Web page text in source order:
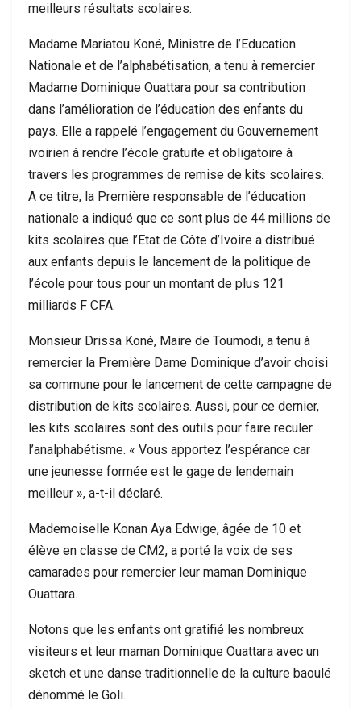
meilleurs résultats scolaires.
Madame Mariatou Koné, Ministre de l’Education
Nationale et de l’alphabétisation, a tenu à remercier
Madame Dominique Ouattara pour sa contribution
dans l’amélioration de l’éducation des enfants du
pays. Elle a rappelé l’engagement du Gouvernement
ivoirien à rendre l’école gratuite et obligatoire à
travers les programmes de remise de kits scolaires.
A ce titre, la Première responsable de l’éducation
nationale a indiqué que ce sont plus de 44 millions de
kits scolaires que l’Etat de Côte d’Ivoire a distribué
aux enfants depuis le lancement de la politique de
l’école pour tous pour un montant de plus 121
milliards F CFA.
Monsieur Drissa Koné, Maire de Toumodi, a tenu à
remercier la Première Dame Dominique d’avoir choisi
sa commune pour le lancement de cette campagne de
distribution de kits scolaires. Aussi, pour ce dernier,
les kits scolaires sont des outils pour faire reculer
l’analphabétisme. « Vous apportez l’espérance car
une jeunesse formée est le gage de lendemain
meilleur », a-t-il déclaré.
Mademoiselle Konan Aya Edwige, âgée de 10 et
élève en classe de CM2, a porté la voix de ses
camarades pour remercier leur maman Dominique
Ouattara.
Notons que les enfants ont gratifié les nombreux
visiteurs et leur maman Dominique Ouattara avec un
sketch et une danse traditionnelle de la culture baoulé
dénommé le Goli.